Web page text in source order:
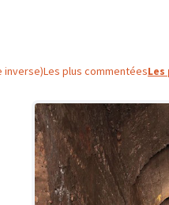
inverse)Les plus commentéesLes